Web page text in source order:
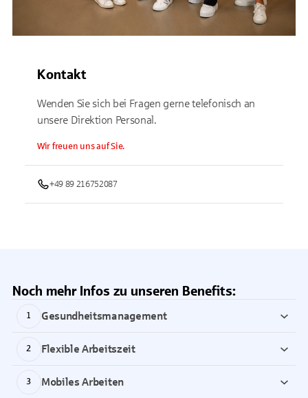
Kontakt
Wenden Sie sich bei Fragen gerne telefonisch an
unsere Direktion Personal.
Wir freuen uns auf Sie.
+49 89 216752087
Noch mehr Infos zu unseren Benefits:
1 Gesundheitsmanagement
2 Flexible Arbeitszeit
3 Mobiles Arbeiten